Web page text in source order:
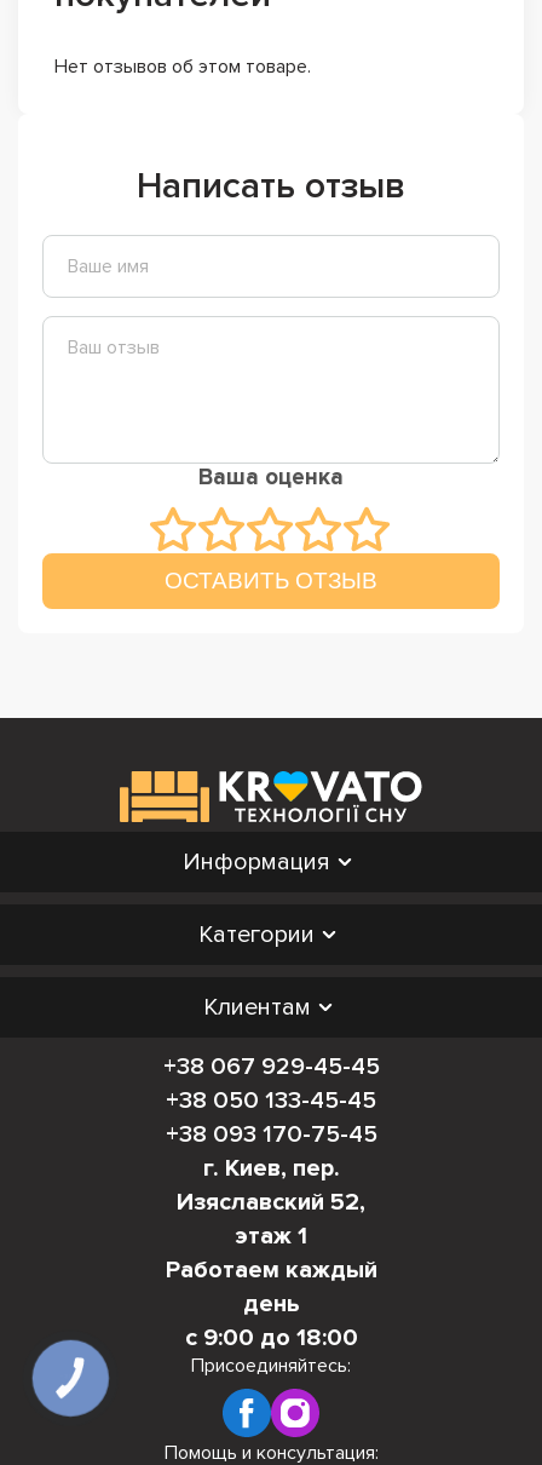
Нет отзывов об этом товаре.
Написать отзыв
Ваша оценка
ОСТАВИТЬ ОТЗЫВ
Информация
Категории
Клиентам
+38 067 929-45-45
+38 050 133-45-45
+38 093 170-75-45
г. Киев, пер.
Изяславский 52,
этаж 1
Работаем каждый
день
с 9:00 до 18:00
Присоединяйтесь:
Помощь и консультация:
КНОПКА
СВЯЗИ